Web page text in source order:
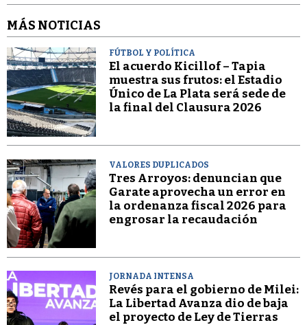
MÁS NOTICIAS
FÚTBOL Y POLÍTICA
El acuerdo Kicillof – Tapia
muestra sus frutos: el Estadio
Único de La Plata será sede de
la final del Clausura 2026
VALORES DUPLICADOS
Tres Arroyos: denuncian que
Garate aprovecha un error en
la ordenanza fiscal 2026 para
engrosar la recaudación
JORNADA INTENSA
Revés para el gobierno de Milei:
La Libertad Avanza dio de baja
el proyecto de Ley de Tierras